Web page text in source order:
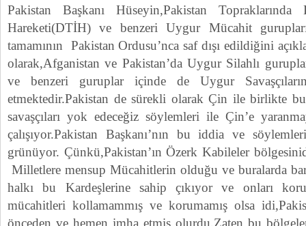
Pakistan Başkanı Hüseyin,Pakistan
Hareketi(DTİH) ve benzeri Uygur Mücahit
tamamının Pakistan Ordusu’nca saf dışı edildiğini
olarak,Afganistan ve Pakistan’da Uygur Silahlı
ve benzeri guruplar içinde de Uygur
etmektedir.Pakistan de sürekli olarak Çin ile birlikte
savaşçıları yok edeceğiz söylemleri ile Çin’e
çalışıyor.Pakistan Başkanı’nın bu iddia ve
grünüyor. Çünkü,Pakistan’ın Özerk Kabileler
Milletlere mensup Mücahitlerin olduğu ve buralarda
halkı bu Kardeşlerine sahip çıkıyor ve onları
mücahitleri kollamammış ve korumamış olsa
önceden ve hemen imha etmiş olurdu.Zaten bu